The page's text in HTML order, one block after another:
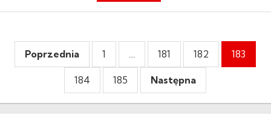
Poprzednia 1 … 181 182 183
184 185 Następna